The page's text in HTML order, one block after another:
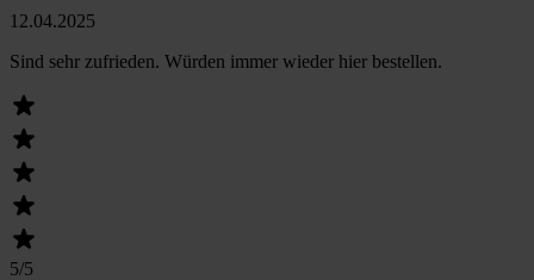
12.04.2025
Sind sehr zufrieden. Würden immer wieder hier bestellen.
5/5